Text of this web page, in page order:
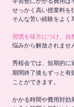
せっかく高い授業料を
そんな苦い経験をよく
習慣を味方につけ、自
悩みから解放されませ
秀桜会では、短期的に
期間終了後もずっと有
ことができます。
かかる時間や費用対効